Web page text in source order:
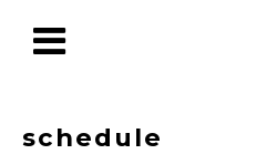
schedule